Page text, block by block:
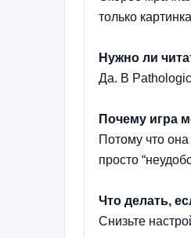
только
Нужно ли
Да. В Pathologic
Почему игра
Потому что
просто
Что делать,
Снизьте